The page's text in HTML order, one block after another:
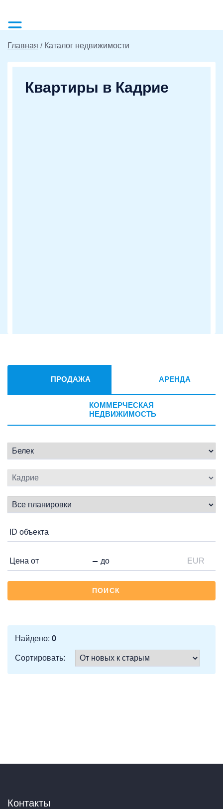
Главная Каталог недвижимости
Квартиры в Кадрие
ПРОДАЖА АРЕНДА
КОММЕРЧЕСКАЯ
НЕДВИЖИМОСТЬ
EUR
ПОИСК
Найдено: 0
Сортировать:
Контакты